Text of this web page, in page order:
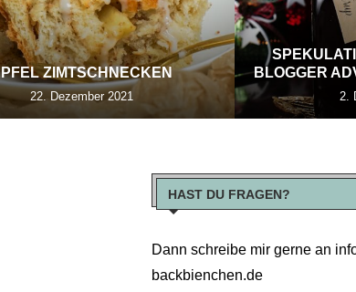
ZIMTSCHNECKEN
22. Dezember 2021
BLOGGER
2.
HAST DU FRAGEN?
Dann schreibe mir gerne an
backbienchen.de